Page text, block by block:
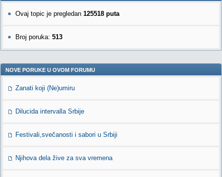
Ovaj topic je pregledan 125518 puta
Broj poruka: 513
NOVE PORUKE U OVOM FORUMU
Zanati koji (Ne)umiru
Dilucida intervalla Srbije
Festivali,svečanosti i sabori u Srbiji
Njihova dela žive za sva vremena